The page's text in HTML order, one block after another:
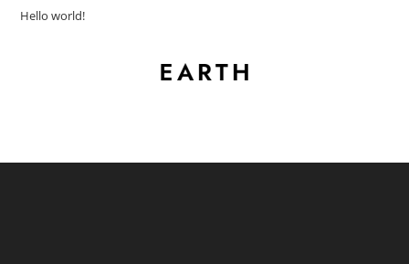
Hello world!